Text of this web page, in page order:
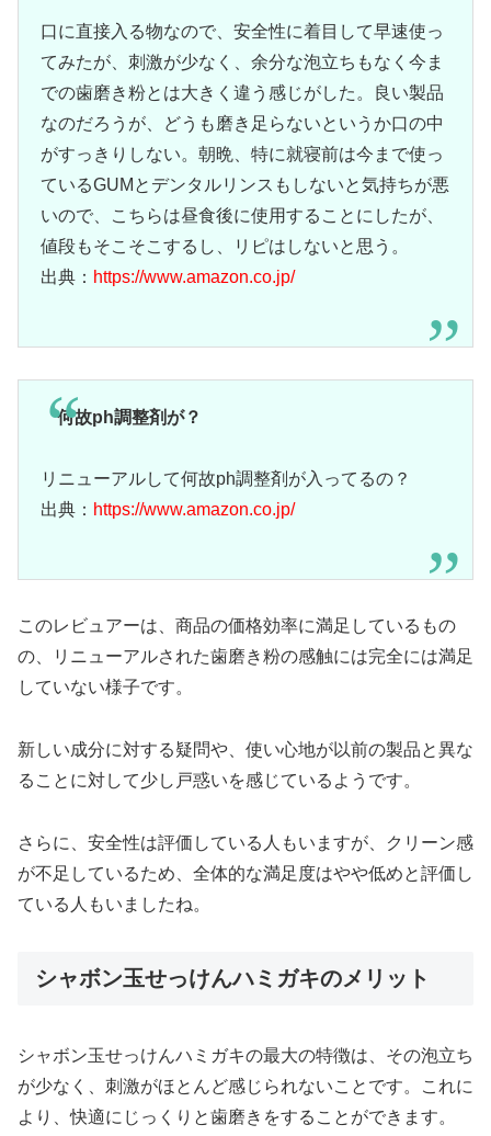
口に直接入る物なので、安全性に着目して早速使っ
てみたが、刺激が少なく、余分な泡立ちもなく今ま
での歯磨き粉とは大きく違う感じがした。良い製品
なのだろうが、どうも磨き足らないというか口の中
がすっきりしない。朝晩、特に就寝前は今まで使っ
ているGUMとデンタルリンスもしないと気持ちが悪
いので、こちらは昼食後に使用することにしたが、
値段もそこそこするし、リピはしないと思う。
出典： https://www.amazon.co.jp/
何故ph調整剤が？
リニューアルして何故ph調整剤が入ってるの？
出典： https://www.amazon.co.jp/
このレビュアーは、商品の価格効率に満足しているもの
の、リニューアルされた歯磨き粉の感触には完全には満足
していない様子です。
新しい成分に対する疑問や、使い心地が以前の製品と異な
ることに対して少し戸惑いを感じているようです。
さらに、安全性は評価している人もいますが、クリーン感
が不足しているため、全体的な満足度はやや低めと評価し
ている人もいましたね。
シャボン玉せっけんハミガキのメリット
シャボン玉せっけんハミガキの最大の特徴は、その泡立ち
が少なく、刺激がほとんど感じられないことです。これに
より、快適にじっくりと歯磨きをすることができます。